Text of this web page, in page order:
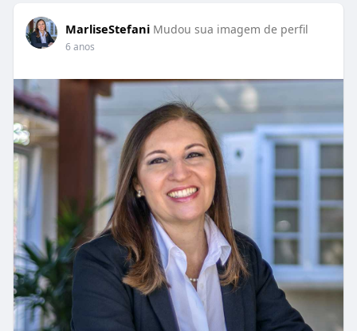
MarliseStefani Mudou sua imagem de perfil
6 anos